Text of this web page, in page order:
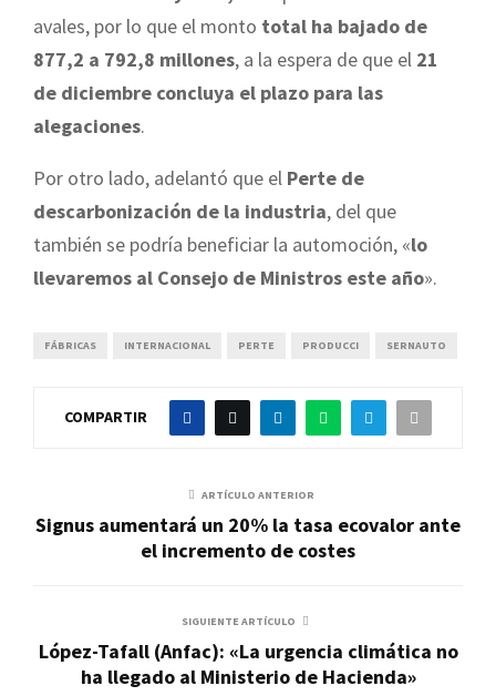
avales, por lo que el monto total ha bajado de
877,2 a 792,8 millones, a la espera de que el 21
de diciembre concluya el plazo para las
alegaciones.
Por otro lado, adelantó que el Perte de
descarbonización de la industria, del que
también se podría beneficiar la automoción, «lo
llevaremos al Consejo de Ministros este año».
FÁBRICAS INTERNACIONAL PERTE PRODUCCI SERNAUTO
COMPARTIR
ARTÍCULO ANTERIOR
Signus aumentará un 20% la tasa ecovalor ante
el incremento de costes
SIGUIENTE ARTÍCULO
López-Tafall (Anfac): «La urgencia climática no
ha llegado al Ministerio de Hacienda»